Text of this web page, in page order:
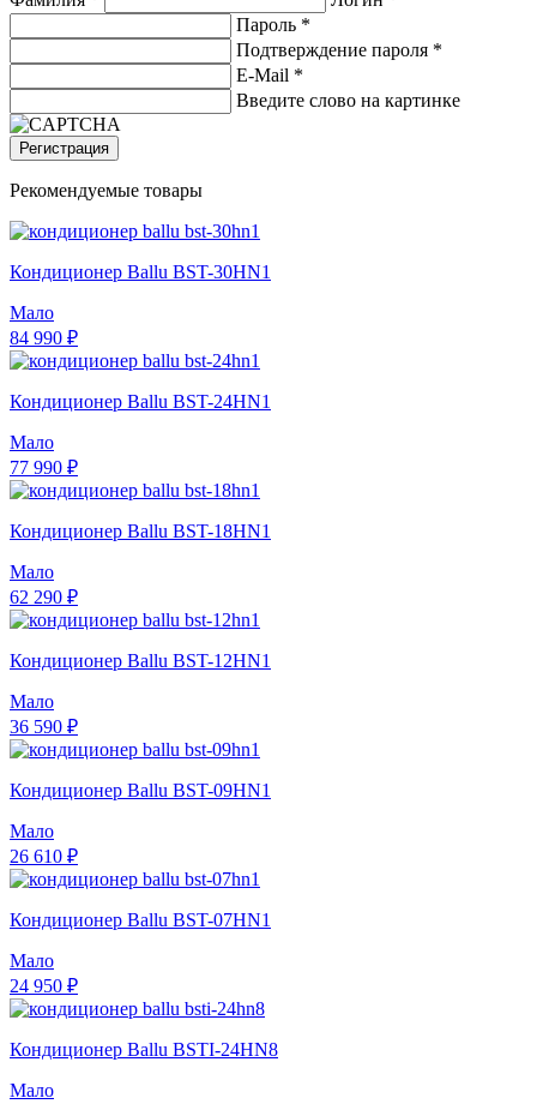
Пароль *
Подтверждение пароля *
E-Mail *
Введите слово на картинке
Регистрация
Рекомендуемые товары
Кондиционер Ballu BST-30HN1
Мало
84 990 ₽
Кондиционер Ballu BST-24HN1
Мало
77 990 ₽
Кондиционер Ballu BST-18HN1
Мало
62 290 ₽
Кондиционер Ballu BST-12HN1
Мало
36 590 ₽
Кондиционер Ballu BST-09HN1
Мало
26 610 ₽
Кондиционер Ballu BST-07HN1
Мало
24 950 ₽
Кондиционер Ballu BSTI-24HN8
Мало